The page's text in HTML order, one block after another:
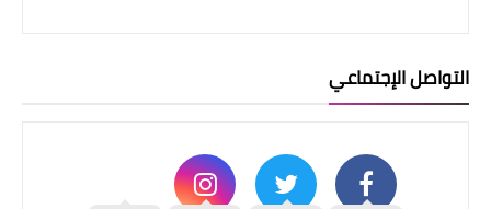
التواصل الإجتماعي